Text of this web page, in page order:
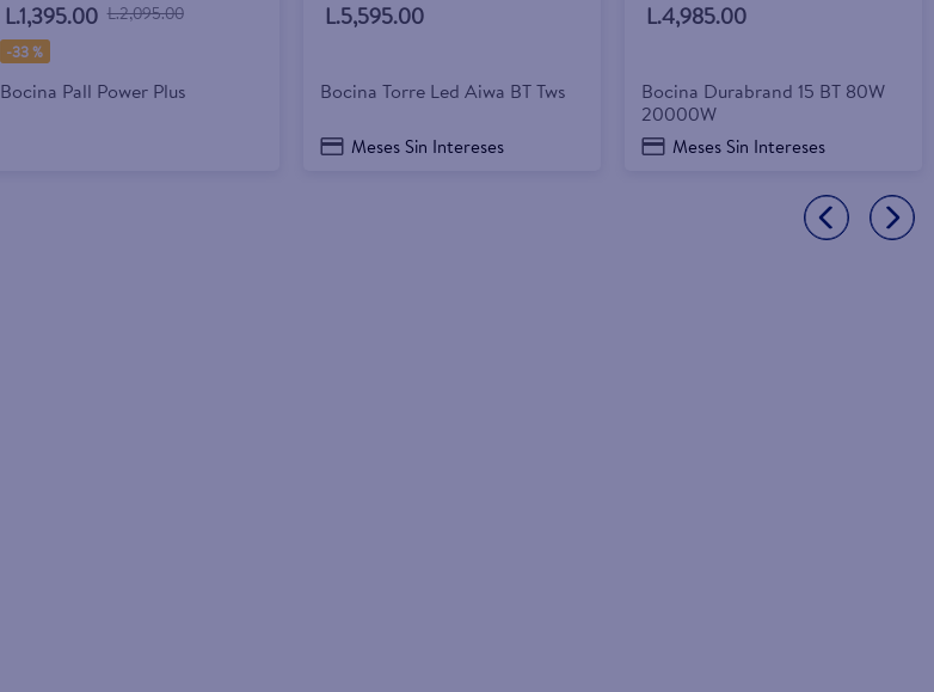
L.1,395.00 L.2,095.00
-33 %
Bocina Pall Power Plus
L.5,595.00
Bocina Torre Led Aiwa BT Tws
Meses Sin Intereses
L.4,985.00
Bocina Durabrand 15 BT 80W
20000W
Meses Sin Intereses